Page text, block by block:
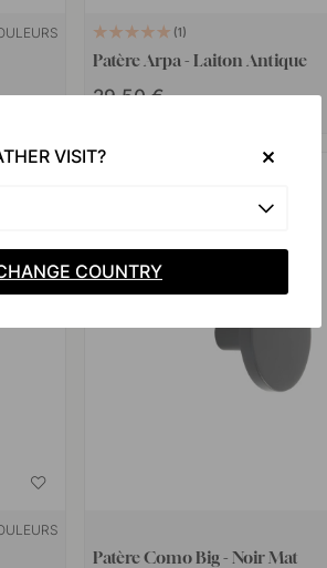
1
Patère Arpa - Laiton Antique
29.50 €
Patère Como Big - Noir Mat
VISIT?
COUNTRY